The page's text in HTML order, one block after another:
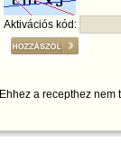
Aktivációs kód:
Ehhez a recepthez nem